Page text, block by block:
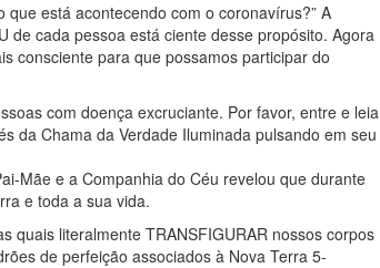
está acontecendo com o coronavírus?” A
de cada pessoa está ciente desse propósito. Agora
consciente para que possamos participar do
com doença excruciante. Por favor, entre e leia
da Chama da Verdade Iluminada pulsando em seu
Mãe e a Companhia do Céu revelou que durante
e toda a sua vida.
quais literalmente TRANSFIGURAR nossos corpos
de perfeição associados à Nova Terra 5-